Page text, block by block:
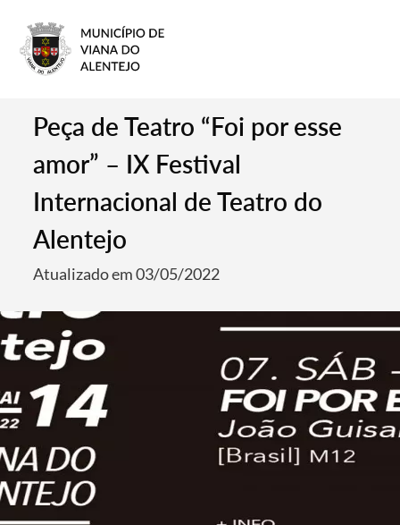
Peça de Teatro “Foi por esse
amor” – IX Festival
Internacional de Teatro do
Alentejo
Atualizado em 03/05/2022